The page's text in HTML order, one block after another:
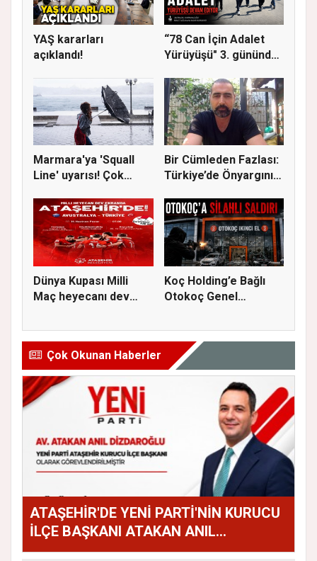
YAŞ kararları
açıklandı!
“78 Can İçin Adalet
Yürüyüşü" 3. gününde
Marmara'ya 'Squall
Line' uyarısı! Çok
Bir Cümleden Fazlası:
Türkiye’de Önyargının
Dünya Kupası Milli
Maç heyecanı dev
Koç Holding’e Bağlı
Otokoç Genel
Çok Okunan Haberler
ATAŞEHİR'DE YENİ PARTİ'NİN KURUCU
İLÇE BAŞKANI ATAKAN ANIL
DİZDAROĞLU OLDU